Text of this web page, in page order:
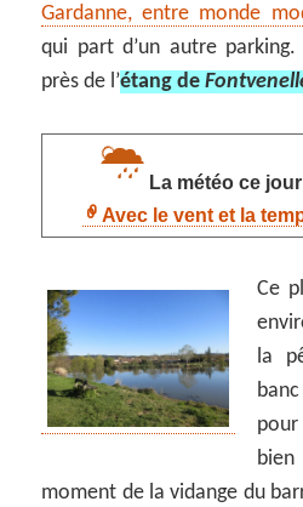
Gardanne, entre monde
qui part d’un autre
près de l’étang de
La météo ce
Avec le vent et la
Ce
la
pour
moment de la vidange du